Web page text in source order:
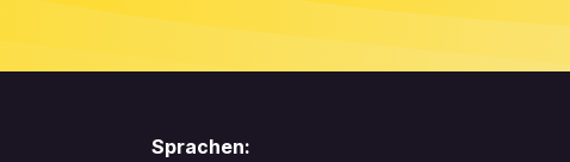
Sprachen: